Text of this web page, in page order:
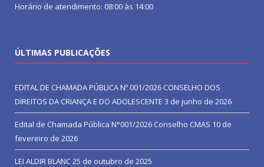
Horário de atendimento: 08:00 às 14:00
ÚLTIMAS PUBLICAÇÕES
EDITAL DE CHAMADA PÚBLICA Nº 001/2026 CONSELHO DOS
DIREITOS DA CRIANÇA E DO ADOLESCENTE 3 de junho de 2026
Edital de Chamada Pública N°001/2026 Conselho CMAS 10 de
fevereiro de 2026
LEI ALDIR BLANC25 de outubro de 2025